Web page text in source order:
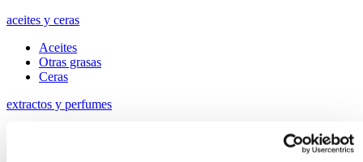
aceites y ceras
Aceites
Otras grasas
Ceras
extractos y perfumes